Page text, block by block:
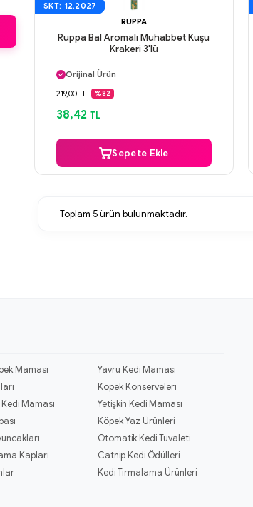
SKT: 12.2027
RUPPA
Ruppa Bal Aromalı Muhabbet Kuşu
Krakeri 3'lü
Orijinal Ürün
Güvenli Ödeme
219,00 TL %82
38,42 TL
Sepete Ekle
Toplam 5ürün bulunmaktadır.
Maması
Yavru Kedi Maması
Köpek Konserveleri
Maması
Yetişkin Kedi Maması
Köpek Yaz Ürünleri
Otomatik Kedi Tuvaleti
Kapları
Catnip Kedi Ödülleri
Kedi Tırmalama Ürünleri